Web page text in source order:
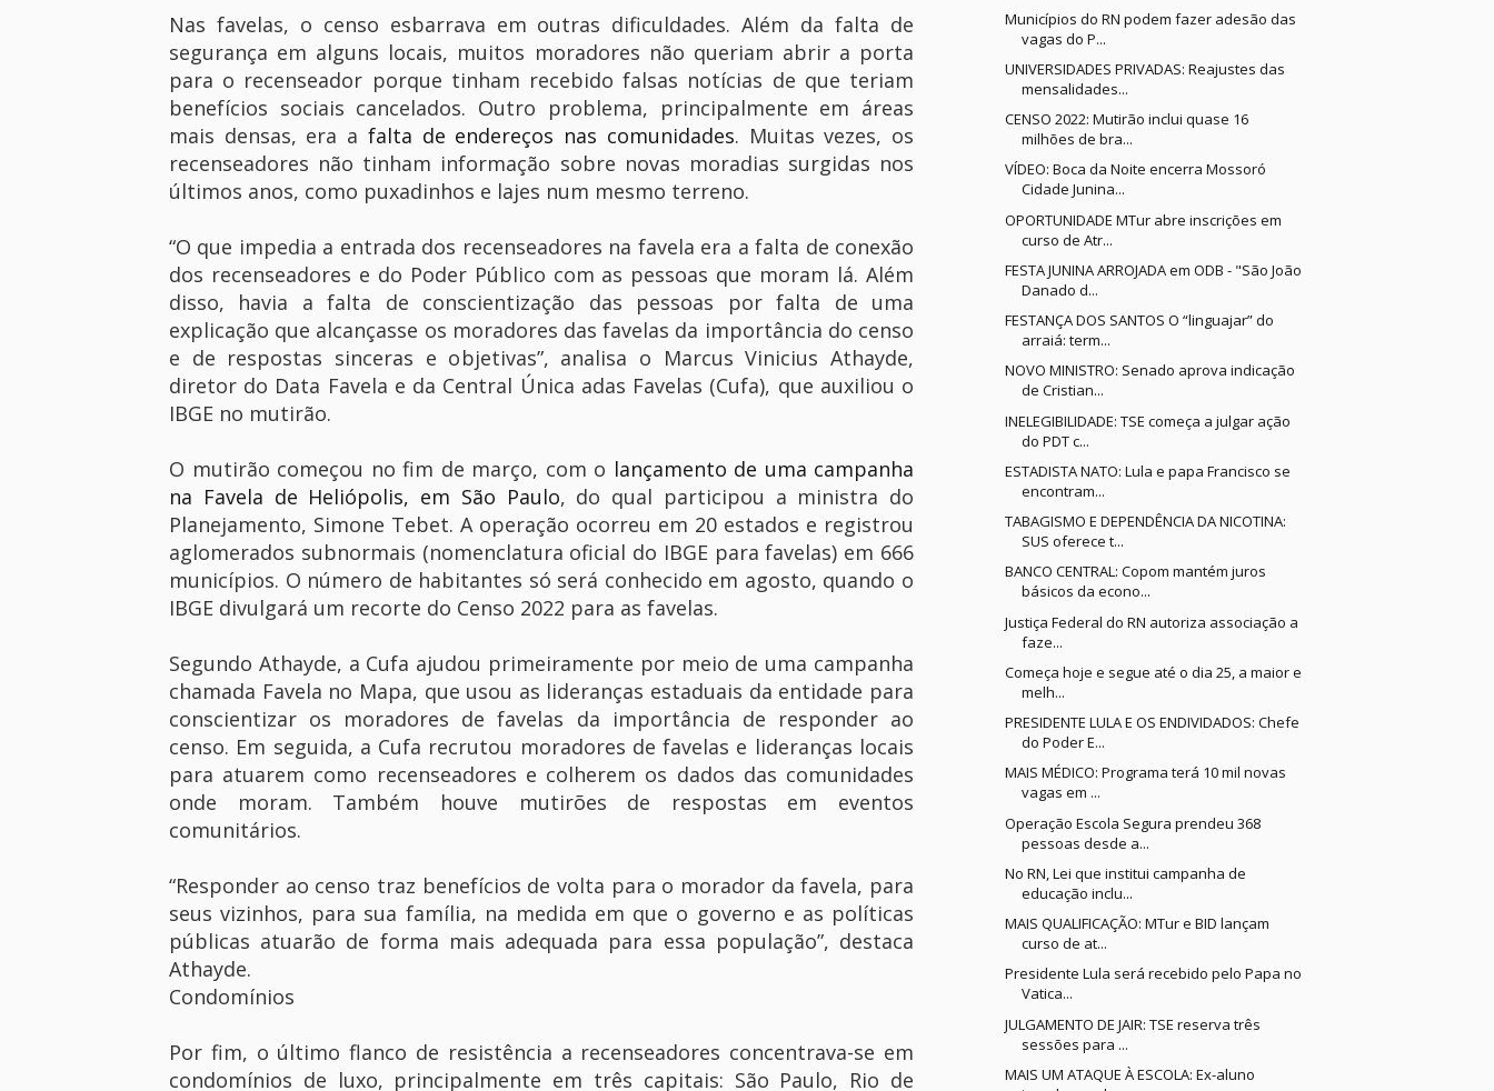
Nas favelas, o censo esbarrava em outras dificuldades. Além da falta de
segurança em alguns locais, muitos moradores não queriam abrir a porta
para o recenseador porque tinham recebido falsas notícias de que teriam
benefícios sociais cancelados. Outro problema, principalmente em áreas
mais densas, era a falta de endereços nas comunidades. Muitas vezes, os
recenseadores não tinham informação sobre novas moradias surgidas nos
últimos anos, como puxadinhos e lajes num mesmo terreno.
“O que impedia a entrada dos recenseadores na favela era a falta de conexão
dos recenseadores e do Poder Público com as pessoas que moram lá. Além
disso, havia a falta de conscientização das pessoas por falta de uma
explicação que alcançasse os moradores das favelas da importância do censo
e de respostas sinceras e objetivas”, analisa o Marcus Vinicius Athayde,
diretor do Data Favela e da Central Única adas Favelas (Cufa), que auxiliou o
IBGE no mutirão.
O mutirão começou no fim de março, com o lançamento de uma campanha
na Favela de Heliópolis, em São Paulo, do qual participou a ministra do
Planejamento, Simone Tebet. A operação ocorreu em 20 estados e registrou
aglomerados subnormais (nomenclatura oficial do IBGE para favelas) em 666
municípios. O número de habitantes só será conhecido em agosto, quando o
IBGE divulgará um recorte do Censo 2022 para as favelas.
Segundo Athayde, a Cufa ajudou primeiramente por meio de uma campanha
chamada Favela no Mapa, que usou as lideranças estaduais da entidade para
conscientizar os moradores de favelas da importância de responder ao
censo. Em seguida, a Cufa recrutou moradores de favelas e lideranças locais
para atuarem como recenseadores e colherem os dados das comunidades
onde moram. Também houve mutirões de respostas em eventos
comunitários.
“Responder ao censo traz benefícios de volta para o morador da favela, para
seus vizinhos, para sua família, na medida em que o governo e as políticas
públicas atuarão de forma mais adequada para essa população”, destaca
Athayde.
Condomínios
Por fim, o último flanco de resistência a recenseadores concentrava-se em
condomínios de luxo, principalmente em três capitais: São Paulo, Rio de
Municípios do RN podem fazer adesão das
vagas do P...
UNIVERSIDADES PRIVADAS: Reajustes das
mensalidades...
CENSO 2022: Mutirão inclui quase 16
milhões de bra...
VÍDEO: Boca da Noite encerra Mossoró
Cidade Junina...
OPORTUNIDADE MTur abre inscrições em
curso de Atr...
FESTA JUNINA ARROJADA em ODB - "São João
Danado d...
FESTANÇA DOS SANTOS O “linguajar” do
arraiá: term...
NOVO MINISTRO: Senado aprova indicação
de Cristian...
INELEGIBILIDADE: TSE começa a julgar ação
do PDT c...
ESTADISTA NATO: Lula e papa Francisco se
encontram...
TABAGISMO E DEPENDÊNCIA DA NICOTINA:
SUS oferece t...
BANCO CENTRAL: Copom mantém juros
básicos da econo...
Justiça Federal do RN autoriza associação a
faze...
Começa hoje e segue até o dia 25, a maior e
melh...
PRESIDENTE LULA E OS ENDIVIDADOS: Chefe
do Poder E...
MAIS MÉDICO: Programa terá 10 mil novas
vagas em ...
Operação Escola Segura prendeu 368
pessoas desde a...
No RN, Lei que institui campanha de
educação inclu...
MAIS QUALIFICAÇÃO: MTur e BID lançam
curso de at...
Presidente Lula será recebido pelo Papa no
Vatica...
JULGAMENTO DE JAIR: TSE reserva três
sessões para ...
MAIS UM ATAQUE À ESCOLA: Ex-aluno